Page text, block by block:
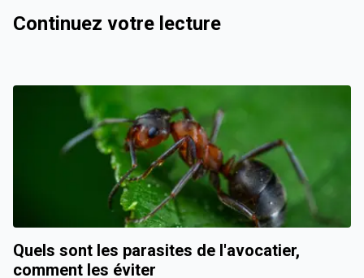
Continuez votre lecture
Quels sont les parasites de l'avocatier,
comment les éviter